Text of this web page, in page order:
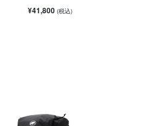
¥41,800 (税込)